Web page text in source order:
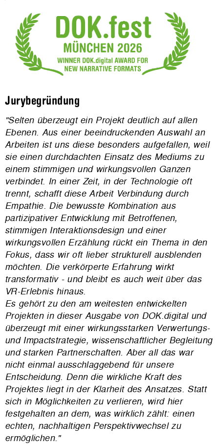
Jurybegründung
"Selten überzeugt ein Projekt deutlich auf allen
Ebenen. Aus einer beeindruckenden Auswahl an
Arbeiten ist uns diese besonders aufgefallen, weil
sie einen durchdachten Einsatz des Mediums zu
einem stimmigen und wirkungsvollen Ganzen
verbindet. In einer Zeit, in der Technologie oft
trennt, schafft diese Arbeit Verbindung durch
Empathie. Die bewusste Kombination aus
partizipativer Entwicklung mit Betroffenen,
stimmigen Interaktionsdesign und einer
wirkungsvollen Erzählung rückt ein Thema in den
Fokus, dass wir oft lieber strukturell ausblenden
möchten. Die verkörperte Erfahrung wirkt
transformativ - und bleibt es auch weit über das
VR-Erlebnis hinaus.
Es gehört zu den am weitesten entwickelten
Projekten in dieser Ausgabe von DOK.digital und
überzeugt mit einer wirkungsstarken Verwertungs-
und Impactstrategie, wissenschaftlicher Begleitung
und starken Partnerschaften. Aber all das war
nicht einmal ausschlaggebend für unsere
Entscheidung. Denn die wirkliche Kraft des
Projektes liegt in der Klarheit des Ansatzes. Statt
sich in Möglichkeiten zu verlieren, wird hier
festgehalten an dem, was wirklich zählt: einen
echten, nachhaltigen Perspektivwechsel zu
ermöglichen."